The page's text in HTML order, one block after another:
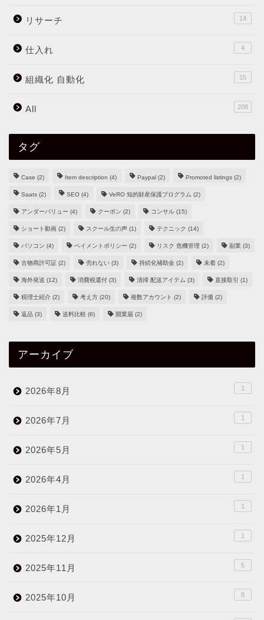
リサーチ 14
仕入れ 4
組織化 自動化 15
All 208
タグ
Case (2) Item description (4) Paypal (2) Promoted listings (2)
Saats (2) SEO (4) VeRO 知的財産保護プログラム (2)
アンダーバリュー (4) クーポン (2) コンサル (15)
ショート動画 (2) スクール生の声 (1) テクニック (14)
パソコン (4) ペイメントポリシー (2) リスク 危機管理 (2) 副業 (3)
古物商許可証 (2) 売れない (3) 持続化補助金 (2) 未着 (2)
海外発送 (12) 消費税還付 (3) 清掃 配送アイテム (3) 直接取引 (1)
税理士紹介 (2) 考え方 (20) 複数アカウント (2) 評価 (2)
返品 (3) 送料比較 (6) 開業届 (2)
アーカイブ
2026年8月 1
2026年7月 1
2026年5月 1
2026年4月 1
2026年1月 1
2025年12月 1
2025年11月 5
2025年10月 8